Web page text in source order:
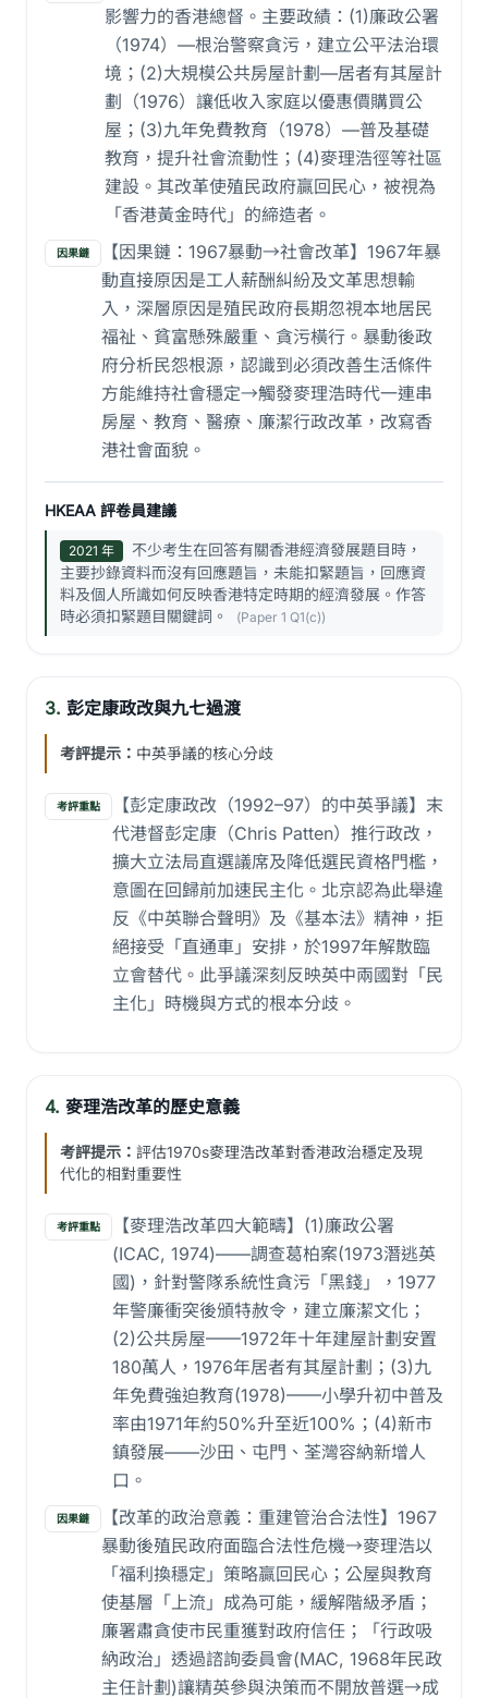
影響力的香港總督。主要政績：(1)廉政公署
（1974）—根治警察貪污，建立公平法治環
境；(2)大規模公共房屋計劃—居者有其屋計
劃（1976）讓低收入家庭以優惠價購買公
屋；(3)九年免費教育（1978）—普及基礎
教育，提升社會流動性；(4)麥理浩徑等社區
建設。其改革使殖民政府贏回民心，被視為
「香港黃金時代」的締造者。
因果鏈
【因果鏈：1967暴動→社會改革】1967年暴
動直接原因是工人薪酬糾紛及文革思想輸
入，深層原因是殖民政府長期忽視本地居民
福祉、貧富懸殊嚴重、貪污橫行。暴動後政
府分析民怨根源，認識到必須改善生活條件
方能維持社會穩定→觸發麥理浩時代一連串
房屋、教育、醫療、廉潔行政改革，改寫香
港社會面貌。
HKEAA 評卷員建議
2021 年
不少考生在回答有關香港經濟發展題目時，
主要抄錄資料而沒有回應題旨，未能扣緊題旨，回應資
料及個人所識如何反映香港特定時期的經濟發展。作答
時必須扣緊題目關鍵詞。
(Paper 1 Q1(c))
3. 彭定康政改與九七過渡
考評提示： 中英爭議的核心分歧
考評重點
【彭定康政改（1992–97）的中英爭議】末
代港督彭定康（Chris Patten）推行政改，
擴大立法局直選議席及降低選民資格門檻，
意圖在回歸前加速民主化。北京認為此舉違
反《中英聯合聲明》及《基本法》精神，拒
絕接受「直通車」安排，於1997年解散臨
立會替代。此爭議深刻反映英中兩國對「民
主化」時機與方式的根本分歧。
4. 麥理浩改革的歷史意義
考評提示： 評估1970s麥理浩改革對香港政治穩定及現
代化的相對重要性
考評重點
【麥理浩改革四大範疇】(1)廉政公署
(ICAC, 1974)——調查葛柏案(1973潛逃英
國)，針對警隊系統性貪污「黑錢」，1977
年警廉衝突後頒特赦令，建立廉潔文化；
(2)公共房屋——1972年十年建屋計劃安置
180萬人，1976年居者有其屋計劃；(3)九
年免費強迫教育(1978)——小學升初中普及
率由1971年約50%升至近100%；(4)新市
鎮發展——沙田、屯門、荃灣容納新增人
口。
因果鏈
【改革的政治意義：重建管治合法性】1967
暴動後殖民政府面臨合法性危機→麥理浩以
「福利換穩定」策略贏回民心；公屋與教育
使基層「上流」成為可能，緩解階級矛盾；
廉署肅貪使市民重獲對政府信任；「行政吸
納政治」透過諮詢委員會(MAC, 1968年民政
主任計劃)讓精英參與決策而不開放普選→成